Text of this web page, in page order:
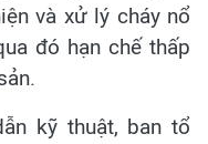
và xử lý cháy nổ
đó hạn chế thấp
kỹ thuật, ban tổ